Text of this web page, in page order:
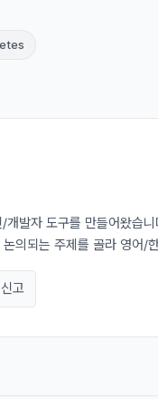
개발자 도구를 만들어왔
의되는 주제를 골라 영어/
고